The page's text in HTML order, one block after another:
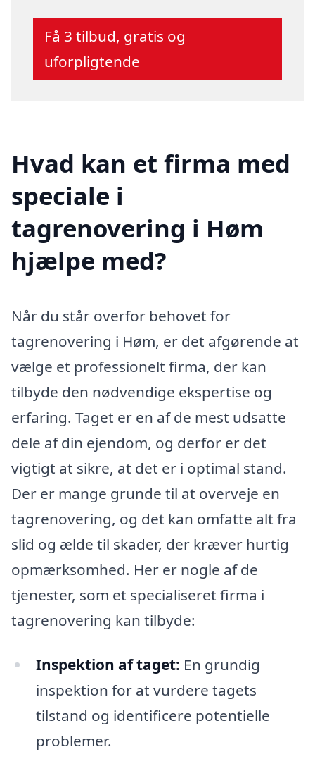
Få 3 tilbud, gratis og
uforpligtende
Hvad kan et firma med
speciale i
tagrenovering i Høm
hjælpe med?
Når du står overfor behovet for
tagrenovering i Høm, er det afgørende at
vælge et professionelt firma, der kan
tilbyde den nødvendige ekspertise og
erfaring. Taget er en af de mest udsatte
dele af din ejendom, og derfor er det
vigtigt at sikre, at det er i optimal stand.
Der er mange grunde til at overveje en
tagrenovering, og det kan omfatte alt fra
slid og ælde til skader, der kræver hurtig
opmærksomhed. Her er nogle af de
tjenester, som et specialiseret firma i
tagrenovering kan tilbyde:
Inspektion af taget: En grundig
inspektion for at vurdere tagets
tilstand og identificere potentielle
problemer.